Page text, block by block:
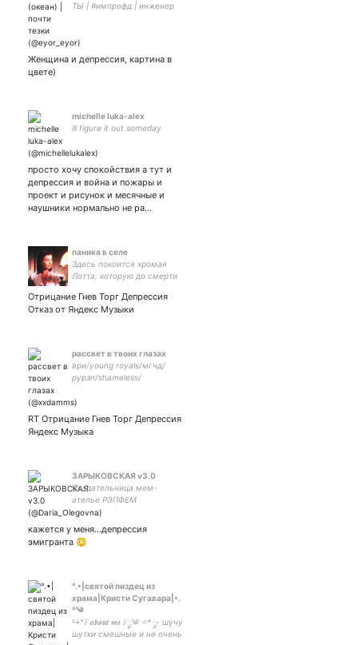
ТЫ | #импрофд | инженер
фикрайтер, -ридер,
Женщина и депрессия, картина в
цвете)
michelle luka-alex
ill figure it out someday
просто хочу спокойствия а тут и
депрессия и война и пожары и
проект и рисунок и месячные и
наушники нормально не ра…
паника в селе
Здесь покоится хромая
Лотта, которую до смерти
«из этих»
Отрицание Гнев Торг Депрессия
Отказ от Яндекс Музыки
рассвет в твоих глазах
ври/young royals/мгчд/
рурэп/shameless/
RT Отрицание Гнев Торг Депрессия
Яндекс Музыка
ЗАРЫКОВСКАЯ v3.0
Создательница мем-
ателье РЭПФЕМ
кажется у меня…депрессия
эмигранта 😳
°.•|святой пиздец из
храма|Кристи Сугавара|•.
°༄
↳°꒰ 𝖆𝖇𝖔𝖚𝖙 𝖒𝖊 ꒱ೃ༄ ✧*ೃ- шучу
шутки смешные и не очень